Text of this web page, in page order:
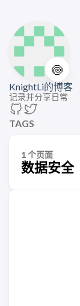
🍥
KnightLi的博客
记录并分享日常
TAGS
1 个页面
数据安全